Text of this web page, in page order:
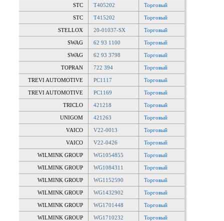
STC T405202 Торговый
STC T415202 Торговый
STELLOX 20-01037-SX Торговый
SWAG 62 93 1100 Торговый
SWAG 62 93 3798 Торговый
TOPRAN 722 394 Торговый
TREVI AUTOMOTIVE PC1117 Торговый
TREVI AUTOMOTIVE PC1169 Торговый
TRICLO 421218 Торговый
UNIGOM 421263 Торговый
VAICO V22-0013 Торговый
VAICO V22-0426 Торговый
WILMINK GROUP WG1054855 Торговый
WILMINK GROUP WG1084311 Торговый
WILMINK GROUP WG1152590 Торговый
WILMINK GROUP WG1432902 Торговый
WILMINK GROUP WG1701448 Торговый
WILMINK GROUP WG1710232 Торговый